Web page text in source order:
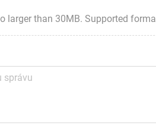
larger than 30MB. Supported